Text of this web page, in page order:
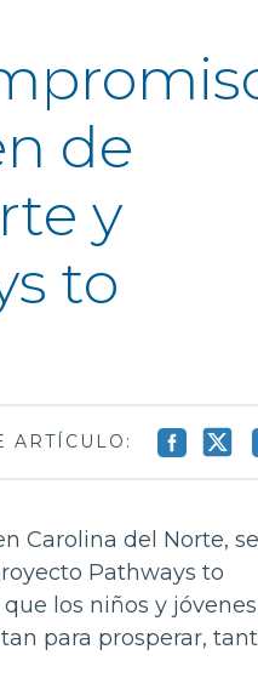
de
y
to
ARTÍCULO:
Carolina del Norte, se
Pathways to
los niños y
para prosperar,